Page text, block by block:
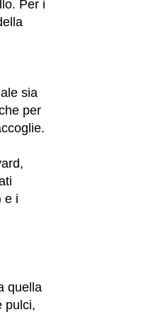
Per i
sia
per
e i
quella
pulci,